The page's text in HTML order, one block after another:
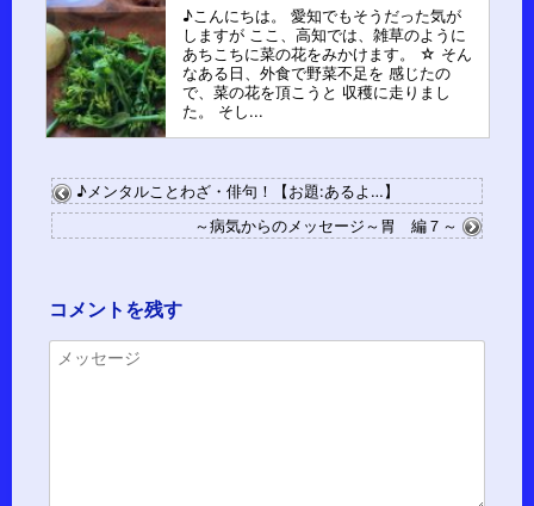
♪こんにちは。 愛知でもそうだった気が
しますが ここ、高知では、雑草のように
あちこちに菜の花をみかけます。 ☆ そん
なある日、外食で野菜不足を 感じたの
で、菜の花を頂こうと 収穫に走りまし
た。 そし...
♪メンタルことわざ・俳句！【お題:あるよ…】
～病気からのメッセージ～胃 編７～
コメントを残す